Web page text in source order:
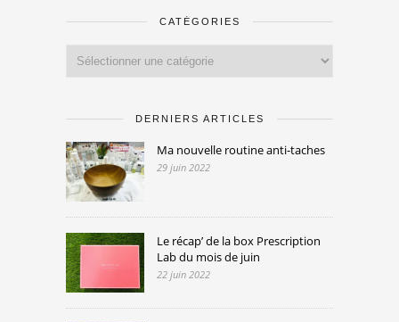
CATÉGORIES
DERNIERS ARTICLES
Ma nouvelle routine anti-taches
29 juin 2022
Le récap’ de la box Prescription
Lab du mois de juin
22 juin 2022